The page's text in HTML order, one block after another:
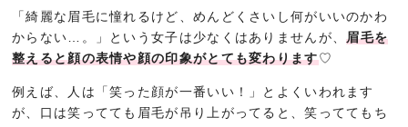
「綺麗な眉毛に憧れるけど、めんどくさいし何がいいのかわ
からない…。」という女子は少なくはありませんが、眉毛を
整えると顔の表情や顔の印象がとても変わります♡
例えば、人は「笑った顔が一番いい！」とよくいわれます
が、口は笑ってても眉毛が吊り上がってると、笑っててもち